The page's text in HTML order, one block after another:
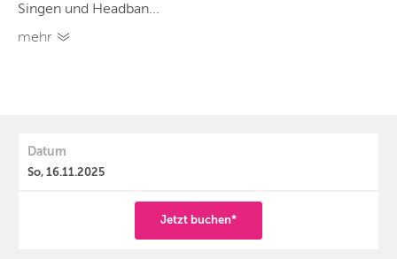
Singen und Headban...
mehr
Datum
So, 16.11.2025
Jetzt buchen*